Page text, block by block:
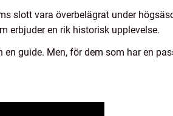
slott vara överbelägrat under
erbjuder en rik historisk upplevelse.
guide. Men, för dem som har en